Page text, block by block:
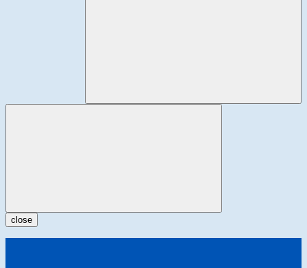
close